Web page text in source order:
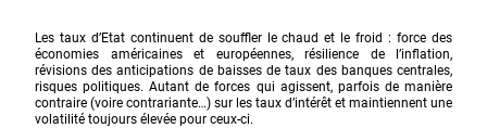
Les taux d’Etat continuent de souffler le chaud et le froid : force des
économies américaines et européennes, résilience de l’inflation,
révisions des anticipations de baisses de taux des banques centrales,
risques politiques. Autant de forces qui agissent, parfois de manière
contraire (voire contrariante…) sur les taux d’intérêt et maintiennent une
volatilité toujours élevée pour ceux-ci.